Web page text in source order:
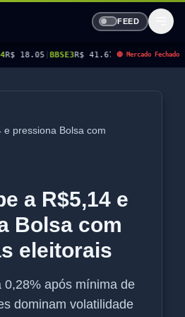
FEED
R$ 41.67|BEES3R$ 8.94| BEES4R$ 9.14
🔴 Mercado Fechado
e pressiona Bolsa com
a R$5,14 e
Bolsa com
eleitorais
0,28% após mínima de
dominam volatilidade